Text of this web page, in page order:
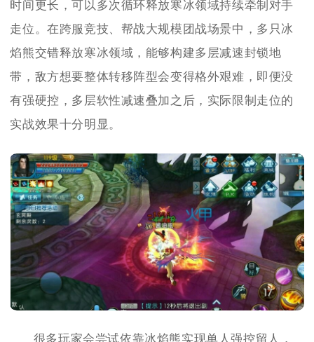
时间更长，可以多次循环释放寒冰领域持续牵制对手
走位。在跨服竞技、帮战大规模团战场景中，多只冰
焰熊交错释放寒冰领域，能够构建多层减速封锁地
带，敌方想要整体转移阵型会变得格外艰难，即便没
有强硬控，多层软性减速叠加之后，实际限制走位的
实战效果十分明显。
很多玩家会尝试依靠冰焰熊实现单人强控留人，